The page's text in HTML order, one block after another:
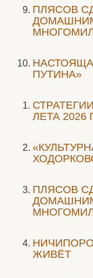
ПЛЯСОВ
ПУТИНА»
ЛЕТА 2026
ПЛЯСОВ
ЖИВЁТ